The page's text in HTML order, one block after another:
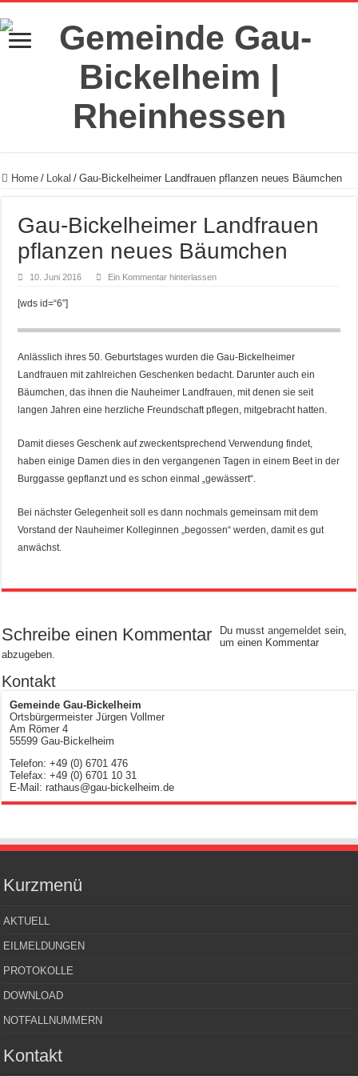
Home / Lokal / Gau-Bickelheimer Landfrauen pflanzen neues Bäumchen
Gau-Bickelheimer Landfrauen
pflanzen neues Bäumchen
10. Juni 2016 Ein Kommentar hinterlassen
[wds id=“6″]
Anlässlich ihres 50. Geburtstages wurden die Gau-Bickelheimer
Landfrauen mit zahlreichen Geschenken bedacht. Darunter auch ein
Bäumchen, das ihnen die Nauheimer Landfrauen, mit denen sie seit
langen Jahren eine herzliche Freundschaft pflegen, mitgebracht hatten.
Damit dieses Geschenk auf zweckentsprechend Verwendung findet,
haben einige Damen dies in den vergangenen Tagen in einem Beet in der
Burggasse gepflanzt und es schon einmal „gewässert“.
Bei nächster Gelegenheit soll es dann nochmals gemeinsam mit dem
Vorstand der Nauheimer Kolleginnen „begossen“ werden, damit es gut
anwächst.
Schreibe einen Kommentar Du musstangemeldet sein,
um einen Kommentar
abzugeben.
Kontakt
Gemeinde Gau-Bickelheim
Ortsbürgermeister Jürgen Vollmer
Am Römer 4
55599 Gau-Bickelheim
Telefon: +49 (0) 6701 476
Telefax: +49 (0) 6701 10 31
E-Mail: rathaus@gau-bickelheim.de
Kurzmenü
AKTUELL
EILMELDUNGEN
PROTOKOLLE
DOWNLOAD
NOTFALLNUMMERN
Kontakt